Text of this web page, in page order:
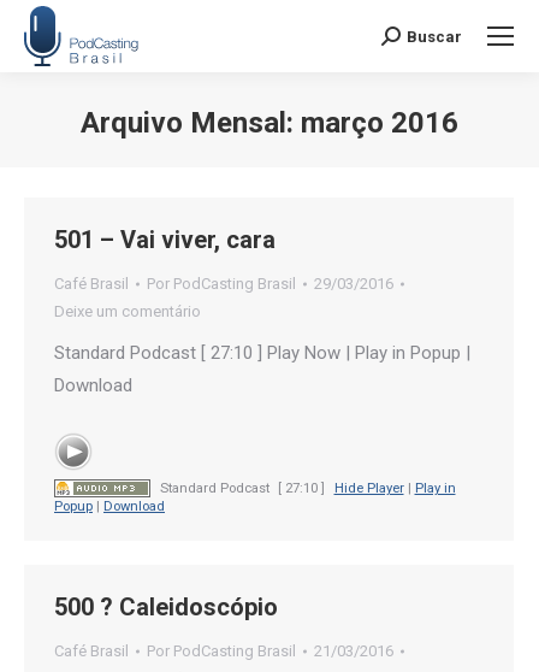
Search:
Buscar
Arquivo Mensal: março 2016
501 – Vai viver, cara
Café Brasil Por PodCasting Brasil
29/03/2016
Deixe um comentário
Standard Podcast [ 27:10 ] Play Now | Play in Popup |
Download
Standard Podcast [ 27:10 ] Hide Player| Play in
Popup
Download
500 ? Caleidoscópio
Café Brasil Por PodCasting Brasil
21/03/2016